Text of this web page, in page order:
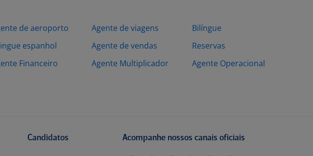
de aeroporto
espanhol
Financeiro
Agente de viagens
Agente de vendas
Agente Multiplicador
Bilíngue
Reservas
Agente Operacional
Candidatos Acompanhe nossos canais oficiais